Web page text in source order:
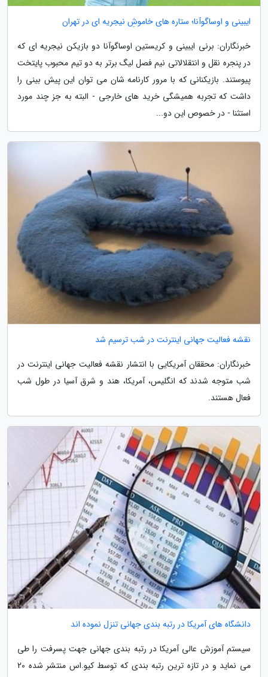
ایبینی و اوساگوآنا؛ ستاره های خاموشِ نیجریه ای در تهران
خبرنگاران: برنی ایبینی و کریستین اوساگوآنا دو بازیکن نیجریه ای که
در پنجره نقل و انتقلالاتی نیم فصل لیگ برتر به دو تیم محبوب پایتخت
پیوستند. بازیکنانی که با مرور کارنامه شان می توان این پیش بینی را
داشت که تجربه همیشگی خرید های خارجی - البته به جز چند مورد
استثنا - در خصوص این دو...
نقشه فعالیت جهانی اینترنت در شب ترسیم شد
خبرنگاران: محققان آمریکایی با انتشار نقشه فعالیت جهانی اینترنت در
شب متوجه شدند که انگلیس، آمریکا، هند و شرق آسیا در طول شب
فعال هستند.
دانشگاه های آمریکا در رتبه بندی جهانی تنزل نموده اند
سیستم آموزش عالی آمریکا در رتبه بندی جهانی جهت پسرفت را طی
می نماید و در تازه ترین رتبه بندی که توسط کیو.اس منتشر شده 20